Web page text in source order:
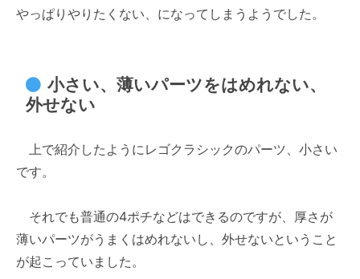
やっぱりやりたくない、になってしまうようでした。
小さい、薄いパーツをはめれない、
外せない
上で紹介したようにレゴクラシックのパーツ、小さい
です。
それでも普通の4ポチなどはできるのですが、厚さが
薄いパーツがうまくはめれないし、外せないということ
が起こっていました。